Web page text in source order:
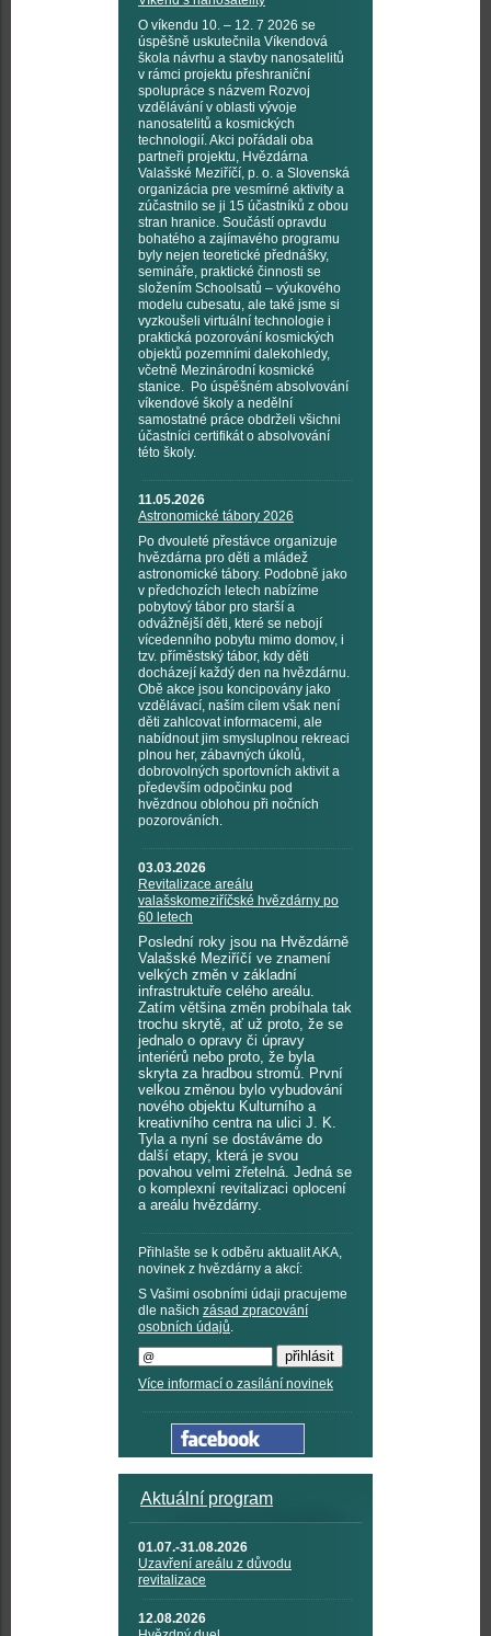
O víkendu 10. – 12. 7 2026 se
úspěšně uskutečnila Víkendová
škola návrhu a stavby nanosatelitů
v rámci projektu přeshraniční
spolupráce s názvem Rozvoj
vzdělávání v oblasti vývoje
nanosatelitů a kosmických
technologií. Akci pořádali oba
partneři projektu, Hvězdárna
Valašské Meziříčí, p. o. a Slovenská
organizácia pre vesmírné aktivity a
zúčastnilo se ji 15 účastníků z obou
stran hranice. Součástí opravdu
bohatého a zajímavého programu
byly nejen teoretické přednášky,
semináře, praktické činnosti se
složením Schoolsatů – výukového
modelu cubesatu, ale také jsme si
vyzkoušeli virtuální technologie i
praktická pozorování kosmických
objektů pozemními dalekohledy,
včetně Mezinárodní kosmické
stanice. Po úspěšném absolvování
víkendové školy a nedělní
samostatné práce obdrželi všichni
účastníci certifikát o absolvování
této školy.
11.05.2026
Astronomické tábory 2026
Po dvouleté přestávce organizuje
hvězdárna pro děti a mládež
astronomické tábory. Podobně jako
v předchozích letech nabízíme
pobytový tábor pro starší a
odvážnější děti, které se nebojí
vícedenního pobytu mimo domov, i
tzv. příměstský tábor, kdy děti
docházejí každý den na hvězdárnu.
Obě akce jsou koncipovány jako
vzdělávací, naším cílem však není
děti zahlcovat informacemi, ale
nabídnout jim smysluplnou rekreaci
plnou her, zábavných úkolů,
dobrovolných sportovních aktivit a
především odpočinku pod
hvězdnou oblohou při nočních
pozorováních.
03.03.2026
Revitalizace areálu
valašskomeziříčské hvězdárny po
60 letech
Poslední roky jsou na Hvězdárně
Valašské Meziříčí ve znamení
velkých změn v základní
infrastruktuře celého areálu.
Zatím většina změn probíhala tak
trochu skrytě, ať už proto, že se
jednalo o opravy či úpravy
interiérů nebo proto, že byla
skryta za hradbou stromů. První
velkou změnou bylo vybudování
nového objektu Kulturního a
kreativního centra na ulici J. K.
Tyla a nyní se dostáváme do
další etapy, která je svou
povahou velmi zřetelná. Jedná se
o komplexní revitalizaci oplocení
a areálu hvězdárny.
Přihlašte se k odběru aktualit AKA,
novinek z hvězdárny a akcí:
S Vašimi osobními údaji pracujeme
dle našich zásad zpracování
osobních údajů.
Více informací o zasílání novinek
Aktuální program
01.07.-31.08.2026
Uzavření areálu z důvodu
revitalizace
12.08.2026